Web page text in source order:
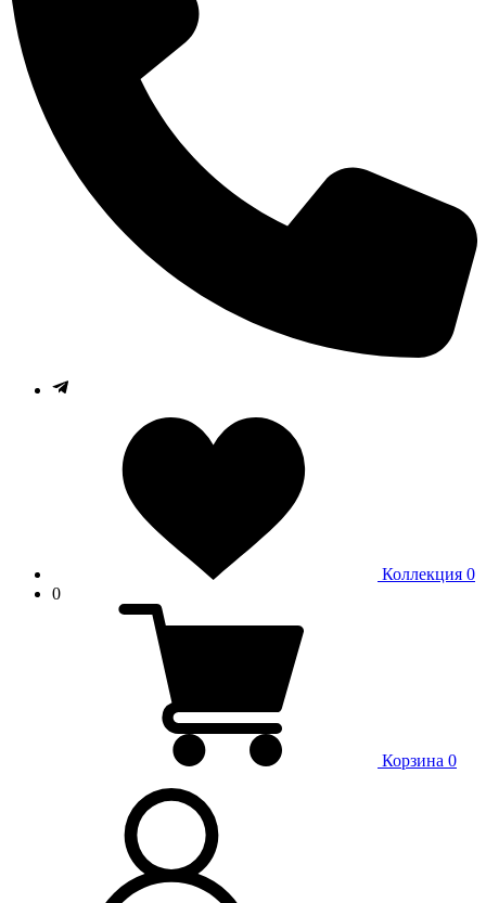
Коллекция 0
0
Корзина 0